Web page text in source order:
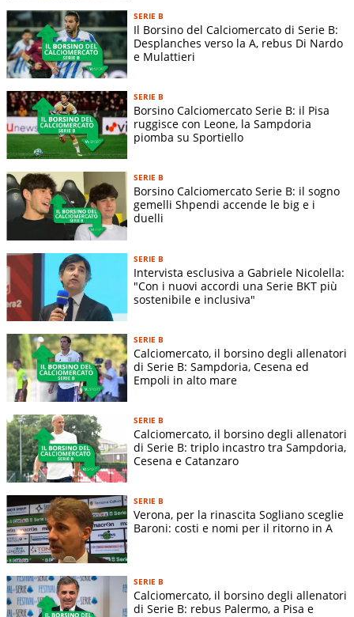
SERIE B
Il Borsino del Calciomercato di Serie B:
Desplanches verso la A, rebus Di Nardo
e Mulattieri
SERIE B
Borsino Calciomercato Serie B: il Pisa
ruggisce con Leone, la Sampdoria
piomba su Sportiello
SERIE B
Borsino Calciomercato Serie B: il sogno
gemelli Shpendi accende le big e i
duelli
SERIE B
Intervista esclusiva a Gabriele Nicolella:
"Con i nuovi accordi una Serie BKT più
sostenibile e inclusiva"
SERIE B
Calciomercato, il borsino degli allenatori
di Serie B: Sampdoria, Cesena ed
Empoli in alto mare
SERIE B
Calciomercato, il borsino degli allenatori
di Serie B: triplo incastro tra Sampdoria,
Cesena e Catanzaro
SERIE B
Verona, per la rinascita Sogliano sceglie
Baroni: costi e nomi per il ritorno in A
SERIE B
Calciomercato, il borsino degli allenatori
di Serie B: rebus Palermo, a Pisa e